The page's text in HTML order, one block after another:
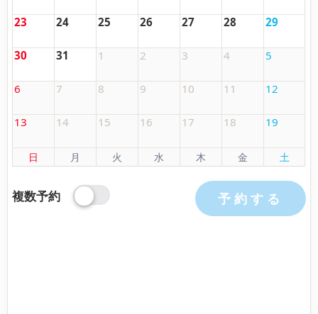
23 24 25 26 27 28 29
30 31 1 2 3 4 5
6 7 8 9 10 11 12
13 14 15 16 17 18 19
日 月 火 水 木 金 土
複数予約 予約する